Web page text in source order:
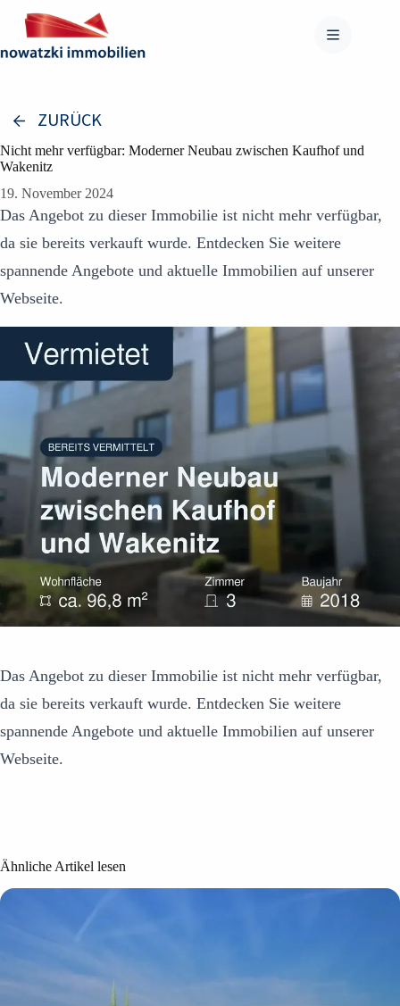
Inhalt
springen
ZURÜCK
Nicht mehr verfügbar: Moderner Neubau zwischen Kaufhof und
Wakenitz
19. November 2024
Das Angebot zu dieser Immobilie ist nicht mehr verfügbar,
da sie bereits verkauft wurde. Entdecken Sie weitere
spannende Angebote und aktuelle Immobilien auf unserer
Webseite.
Das Angebot zu dieser Immobilie ist nicht mehr verfügbar,
da sie bereits verkauft wurde. Entdecken Sie weitere
spannende Angebote und aktuelle Immobilien auf unserer
Webseite.
Ähnliche Artikel lesen